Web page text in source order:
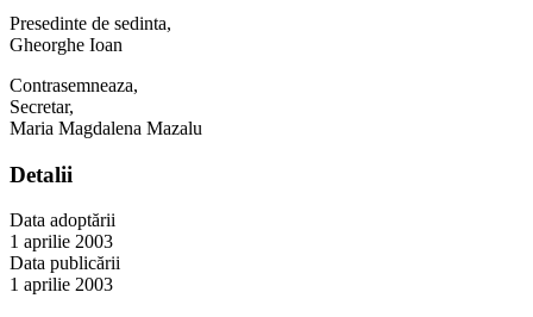
Presedinte de sedinta,
Gheorghe Ioan
Contrasemneaza,
Secretar,
Maria Magdalena Mazalu
Detalii
Data adoptării
1 aprilie 2003
Data publicării
1 aprilie 2003